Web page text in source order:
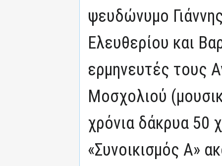
ψευδώνυμο
Ελευθερίου και
ερμηνευτές τους
Μοσχολιού
χρόνια δάκρυα 50
«Συνοικισμός Α»